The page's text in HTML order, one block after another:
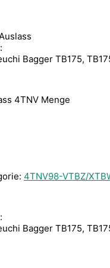
Bagger TB175,
4TNV Menge
4TNV98-VTBZ/
Bagger TB175,